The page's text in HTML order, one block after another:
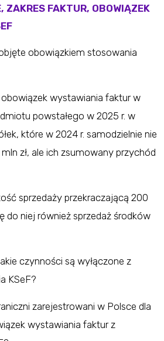
ZAKRES FAKTUR, OBOWIĄZEK
obowiązkiem stosowania
wystawiania faktur w
powstałego w 2025 r. w
które w 2024 r. samodzielnie nie
zł, ale ich zsumowany przychód
sprzedaży przekraczającą 200
do niej również sprzedaż środków
czynności są wyłączone z
KSeF?
zarejestrowani w Polsce dla
wystawiania faktur z